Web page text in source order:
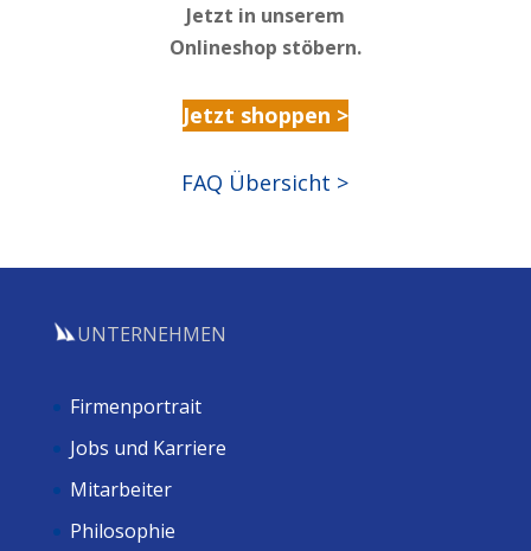
Jetzt in unserem
Onlineshop stöbern.
Jetzt shoppen >
FAQ Übersicht >
UNTERNEHMEN
Firmenportrait
Jobs und Karriere
Mitarbeiter
Philosophie